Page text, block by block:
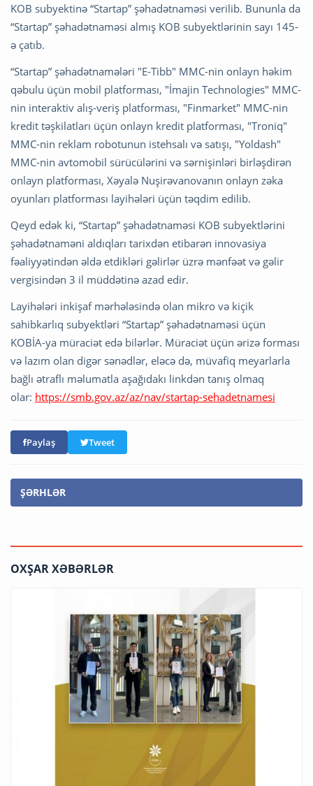
KOB subyektinə “Startap” şəhadətnaməsi verilib. Bununla da
“Startap” şəhadətnaməsi almış KOB subyektlərinin sayı 145-
ə çatıb.
“Startap” şəhadətnamələri "E-Tibb" MMC-nin onlayn həkim
qəbulu üçün mobil platforması, "İmajin Technologies" MMC-
nin interaktiv alış-veriş platforması, "Finmarket" MMC-nin
kredit təşkilatları üçün onlayn kredit platforması, "Troniq"
MMC-nin reklam robotunun istehsalı və satışı, "Yoldash"
MMC-nin avtomobil sürücülərini və sərnişinləri birləşdirən
onlayn platforması, Xəyalə Nuşirəvanovanın onlayn zəka
oyunları platforması layihələri üçün təqdim edilib.
Qeyd edək ki, “Startap” şəhadətnaməsi KOB subyektlərini
şəhadətnaməni aldıqları tarixdən etibarən innovasiya
fəaliyyətindən əldə etdikləri gəlirlər üzrə mənfəət və gəlir
vergisindən 3 il müddətinə azad edir.
Layihələri inkişaf mərhələsində olan mikro və kiçik
sahibkarlıq subyektləri “Startap” şəhadətnaməsi üçün
KOBİA-ya müraciət edə bilərlər. Müraciət üçün ərizə forması
və lazım olan digər sənədlər, eləcə də, müvafiq meyarlarla
bağlı ətraflı məlumatla aşağıdakı linkdən tanış olmaq
olar: https://smb.gov.az/az/nav/startap-sehadetnamesi
Paylaş Tweet
ŞƏRHLƏR
OXŞAR XƏBƏRLƏR